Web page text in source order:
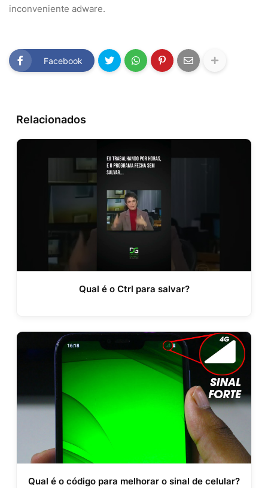
inconveniente adware.
Facebook
Relacionados
Qual é o Ctrl para salvar?
Qual é o código para melhorar o sinal de celular?